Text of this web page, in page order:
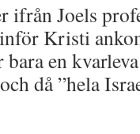
ifrån Joels
Kristi
bara en
då ”hela